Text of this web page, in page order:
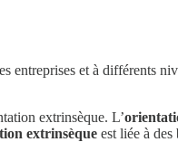
et à différents
extrinsèque. L’
extrinsèque est liée à